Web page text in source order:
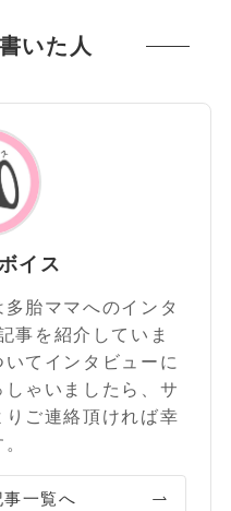
いた人
イス
多胎ママへのインタ
事を紹介していま
てインタビューに
ゃいましたら、サ
ご連絡頂ければ幸
事一覧へ